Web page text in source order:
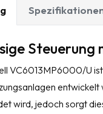
VC6013MP6000/U
wird, jedoch sorgt